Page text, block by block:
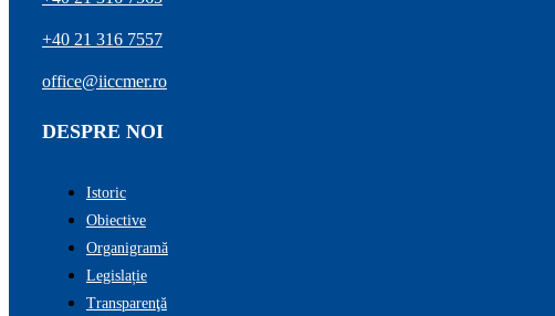
+40 21 316 7557
office@iiccmer.ro
DESPRE NOI
Istoric
Obiective
Organigramă
Legislație
Transparenţă